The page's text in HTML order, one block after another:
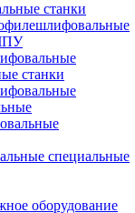
станки
станки
специальные